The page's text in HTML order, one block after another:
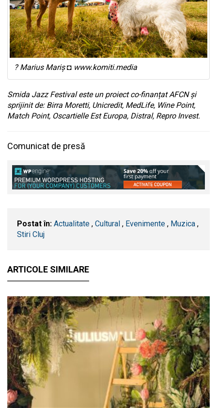
? Marius Mariș ◘ www.komiti.media
Smida Jazz Festival este un proiect co-finanțat AFCN și
sprijinit de: Birra Moretti, Unicredit, MedLife, Wine Point,
Match Point, Oscartielle Est Europa, Distral, Repro Invest.
Comunicat de presă
Postat în: Actualitate , Cultural , Evenimente , Muzica ,
Stiri Cluj
ARTICOLE SIMILARE